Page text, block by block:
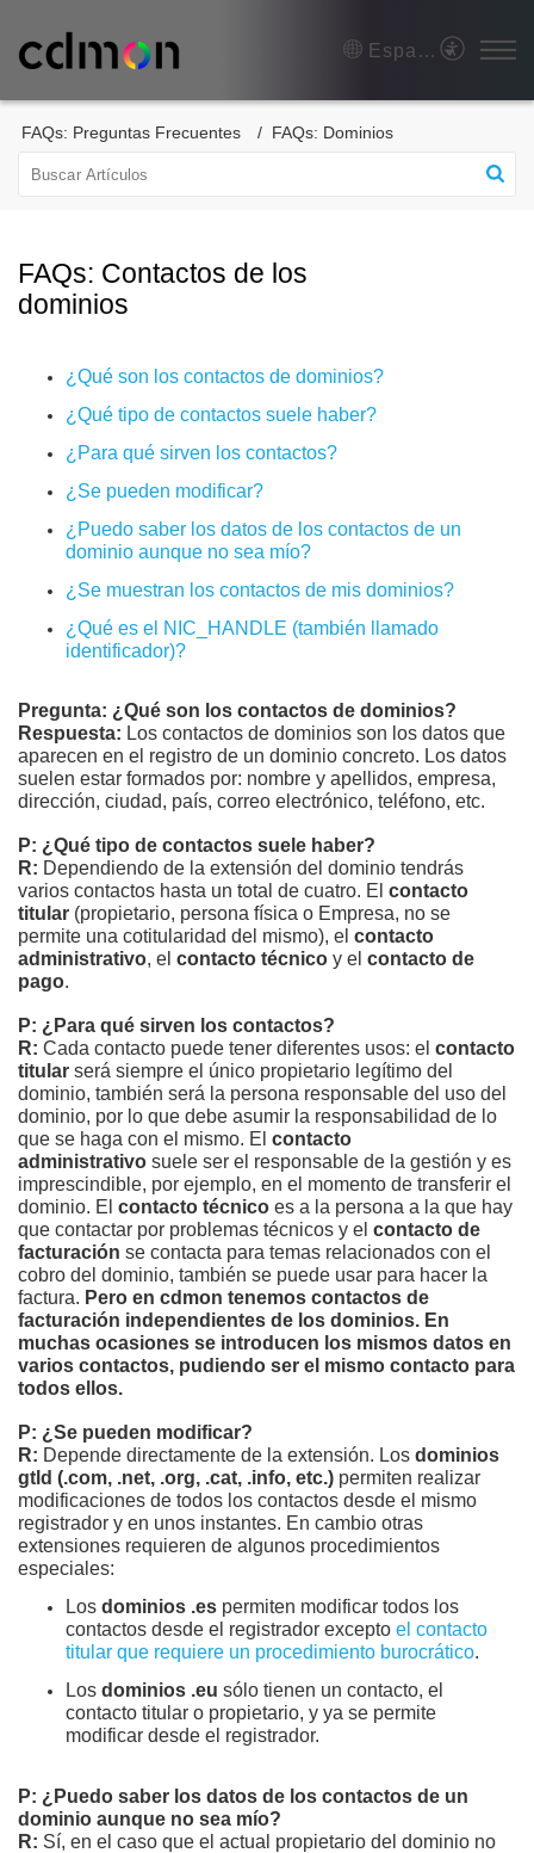
Español (España)
FAQs: Preguntas Frecuentes FAQs: Dominios
FAQs: Contactos de los
dominios
¿Qué son los contactos de dominios?
¿Qué tipo de contactos suele haber?
¿Para qué sirven los contactos?
¿Se pueden modificar?
¿Puedo saber los datos de los contactos de un
dominio aunque no sea mío?
¿Se muestran los contactos de mis dominios?
¿Qué es el NIC_HANDLE (también llamado
identificador)?
Pregunta: ¿Qué son los contactos de dominios?
Respuesta: Los contactos de dominios son los datos que
aparecen en el registro de un dominio concreto. Los datos
suelen estar formados por: nombre y apellidos, empresa,
dirección, ciudad, país, correo electrónico, teléfono, etc.
P: ¿Qué tipo de contactos suele haber?
R: Dependiendo de la extensión del dominio tendrás
varios contactos hasta un total de cuatro. El contacto
titular (propietario, persona física o Empresa, no se
permite una cotitularidad del mismo), el contacto
administrativo, el contacto técnico y el contacto de
pago.
P: ¿Para qué sirven los contactos?
R: Cada contacto puede tener diferentes usos: el contacto
titular será siempre el único propietario legítimo del
dominio, también será la persona responsable del uso del
dominio, por lo que debe asumir la responsabilidad de lo
que se haga con el mismo. El contacto
administrativo suele ser el responsable de la gestión y es
imprescindible, por ejemplo, en el momento de transferir el
dominio. El contacto técnico es a la persona a la que hay
que contactar por problemas técnicos y el contacto de
facturación se contacta para temas relacionados con el
cobro del dominio, también se puede usar para hacer la
factura. Pero en cdmon tenemos contactos de
facturación independientes de los dominios. En
muchas ocasiones se introducen los mismos datos en
varios contactos, pudiendo ser el mismo contacto para
todos ellos.
P: ¿Se pueden modificar?
R: Depende directamente de la extensión. Los dominios
gtld (.com, .net, .org, .cat, .info, etc.) permiten realizar
modificaciones de todos los contactos desde el mismo
registrador y en unos instantes. En cambio otras
extensiones requieren de algunos procedimientos
especiales:
Los dominios .es permiten modificar todos los
contactos desde el registrador excepto el contacto
titular que requiere un procedimiento burocrático.
Los dominios .eu sólo tienen un contacto, el
contacto titular o propietario, y ya se permite
modificar desde el registrador.
P: ¿Puedo saber los datos de los contactos de un
dominio aunque no sea mío?
R: Sí, en el caso que el actual propietario del dominio no